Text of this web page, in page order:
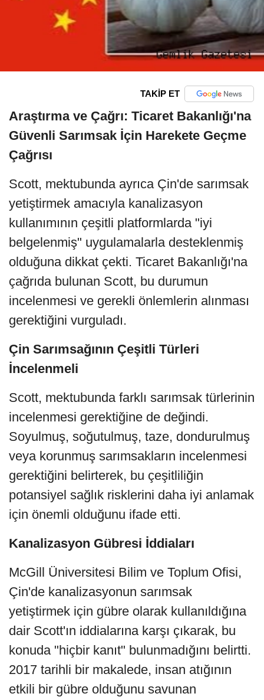
TAKİP ET
Araştırma ve Çağrı: Ticaret Bakanlığı'na
Güvenli Sarımsak İçin Harekete Geçme
Çağrısı
Scott, mektubunda ayrıca Çin'de sarımsak
yetiştirmek amacıyla kanalizasyon
kullanımının çeşitli platformlarda "iyi
belgelenmiş" uygulamalarla desteklenmiş
olduğuna dikkat çekti. Ticaret Bakanlığı'na
çağrıda bulunan Scott, bu durumun
incelenmesi ve gerekli önlemlerin alınması
gerektiğini vurguladı.
Çin Sarımsağının Çeşitli Türleri
İncelenmeli
Scott, mektubunda farklı sarımsak türlerinin
incelenmesi gerektiğine de değindi.
Soyulmuş, soğutulmuş, taze, dondurulmuş
veya korunmuş sarımsakların incelenmesi
gerektiğini belirterek, bu çeşitliliğin
potansiyel sağlık risklerini daha iyi anlamak
için önemli olduğunu ifade etti.
Kanalizasyon Gübresi İddiaları
McGill Üniversitesi Bilim ve Toplum Ofisi,
Çin'de kanalizasyonun sarımsak
yetiştirmek için gübre olarak kullanıldığına
dair Scott'ın iddialarına karşı çıkarak, bu
konuda "hiçbir kanıt" bulunmadığını belirtti.
2017 tarihli bir makalede, insan atığının
etkili bir gübre olduğunu savunan